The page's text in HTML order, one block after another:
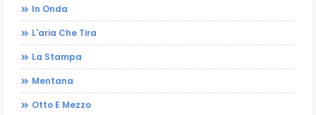
In Onda
L'aria Che Tira
La Stampa
Mentana
Otto E Mezzo